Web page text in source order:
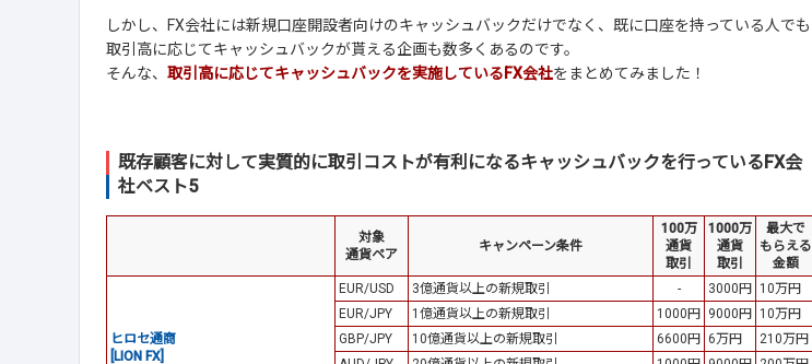
しかし、FX会社には新規口座開設者向けのキャッシュバックだけでなく、既に口座を持っている人でも
取引高に応じてキャッシュバックが貰える企画も数多くあるのです。
そんな、 取引高に応じてキャッシュバックを実施しているFX会社をまとめてみました！
既存顧客に対して実質的に取引コストが有利になるキャッシュバックを行っているFX会
社ベスト5
対象
通貨ペア
キャンペーン条件
100万
通貨
取引
1000万
通貨
取引
最大で
もらえる
金額
ヒロセ通商
[LION FX]
EUR/USD 3億通貨以上の新規取引 - 3000円
10万円
EUR/JPY
1億通貨以上の新規取引 1000円 9000円
10万円
GBP/JPY
10億通貨以上の新規取引 6600円 6万円
210万円